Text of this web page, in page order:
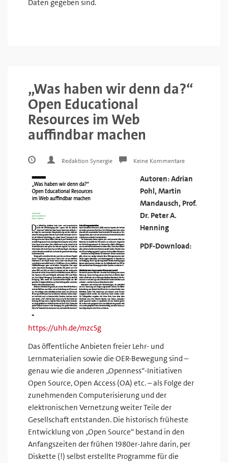
Daten gegeben sind.
„Was haben wir denn da?“
Open Educational
Resources im Web
auffindbar machen
Redaktion Synergie Keine Kommentare
Autoren: Adrian
Pohl, Martin
Mandausch, Prof.
Dr. Peter A.
Henning
PDF-Download:
https://uhh.de/mzc5g
Das öffentliche Anbieten freier Lehr- und
Lernmaterialien sowie die OER-Bewegung sind –
genau wie die anderen „Openness“-Initiativen
Open Source, Open Access (OA) etc. – als Folge der
zunehmenden Computerisierung und der
elektronischen Vernetzung weiter Teile der
Gesellschaft entstanden. Die historisch früheste
Entwicklung von „Open Source“ bestand in den
Anfangszeiten der frühen 1980er-Jahre darin, per
Diskette (!) selbst erstellte Programme für die